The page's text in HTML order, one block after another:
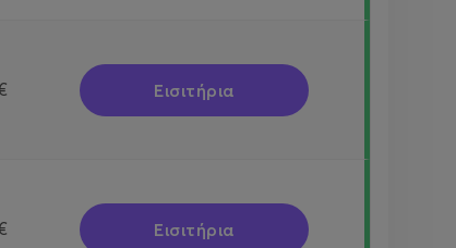
Εισιτήρια
Εισιτήρια